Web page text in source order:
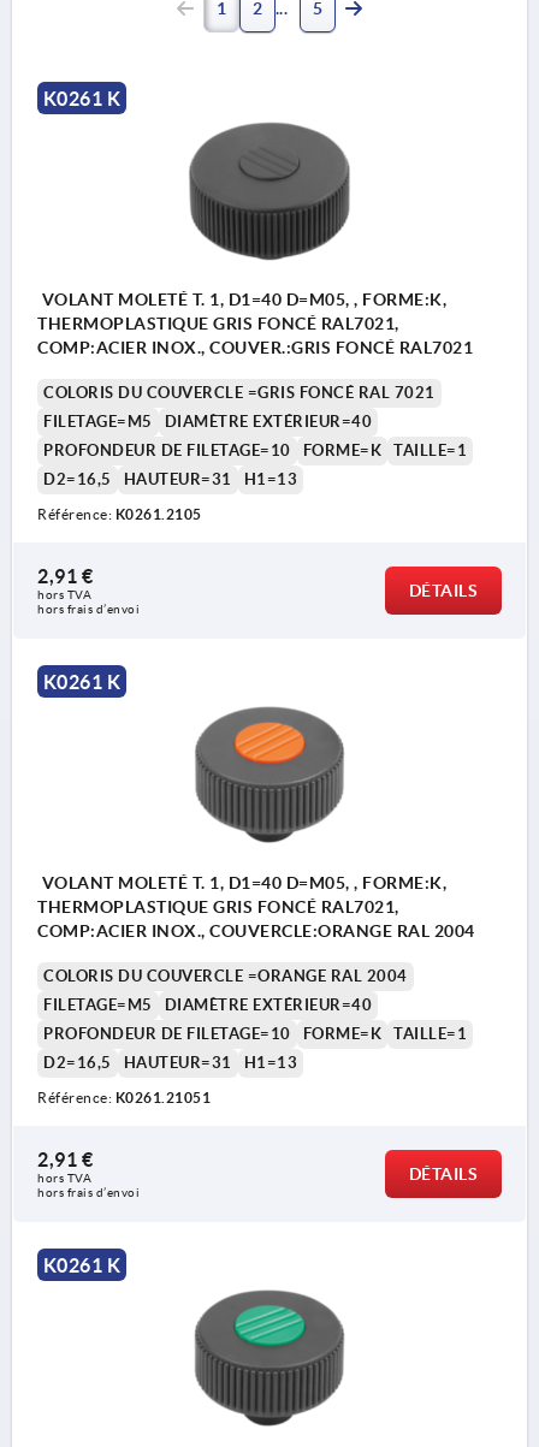
1 2 5
K0261 K
VOLANT MOLETÉ T. 1, D1=40 D=M05, , FORME:K,
THERMOPLASTIQUE GRIS FONCÉ RAL7021,
COMP:ACIER INOX., COUVER.:GRIS FONCÉ RAL7021
COLORIS DU COUVERCLE =GRIS FONCÉ RAL 7021
FILETAGE=M5
DIAMÈTRE EXTÉRIEUR=40
PROFONDEUR DE FILETAGE=10
FORME=K
TAILLE=1
D2=16,5
HAUTEUR=31 H1=13
Référence: K0261.2105
2,91 €
hors TVA
hors frais d’envoi
DÉTAILS
K0261 K
VOLANT MOLETÉ T. 1, D1=40 D=M05, , FORME:K,
THERMOPLASTIQUE GRIS FONCÉ RAL7021,
COMP:ACIER INOX., COUVERCLE:ORANGE RAL 2004
COLORIS DU COUVERCLE =ORANGE RAL 2004
FILETAGE=M5
DIAMÈTRE EXTÉRIEUR=40
PROFONDEUR DE FILETAGE=10
FORME=K
TAILLE=1
D2=16,5
HAUTEUR=31 H1=13
Référence: K0261.21051
2,91 €
hors TVA
hors frais d’envoi
DÉTAILS
K0261 K